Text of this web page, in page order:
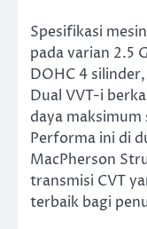
Spesifikasi
pada varian 2.5
DOHC 4
Dual VVT-i
daya
Performa ini di
MacPherson
transmisi CVT
terbaik bagi